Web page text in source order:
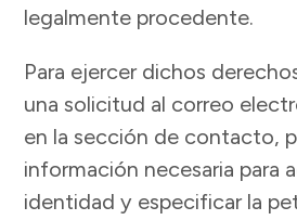
legalmente procedente.
Para ejercer dichos
una solicitud al correo
en la sección de contacto,
información necesaria para
identidad y especificar la